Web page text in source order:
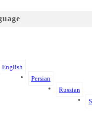
English
Persian
Russian